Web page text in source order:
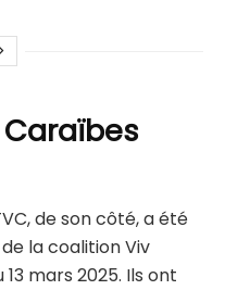
de son côté, a été
la coalition Viv
mars 2025. Ils ont